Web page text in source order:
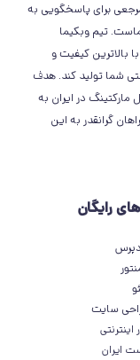
برای پاسخگویی به
تیم وبکیما
بالاترین کیفیت و
شما تولید کند. هدف
مارکتینگ در ایران به
گرانقدر به این
رایگان
سایت
ایران